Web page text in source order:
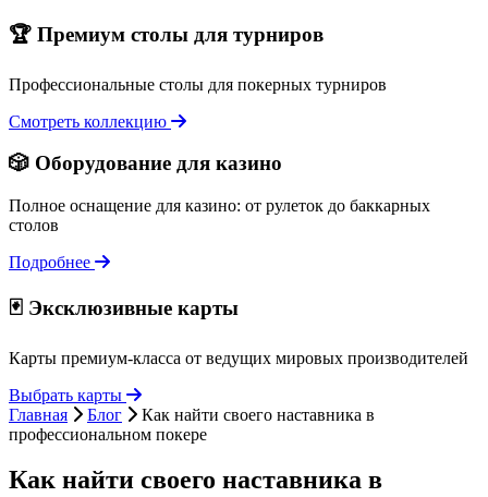
🏆 Премиум столы для турниров
Профессиональные столы для покерных турниров
Смотреть коллекцию
🎲 Оборудование для казино
Полное оснащение для казино: от рулеток до баккарных
столов
Подробнее
🃏 Эксклюзивные карты
Карты премиум-класса от ведущих мировых производителей
Выбрать карты
Главная
Блог
Как найти своего наставника в
профессиональном покере
Как найти своего наставника в